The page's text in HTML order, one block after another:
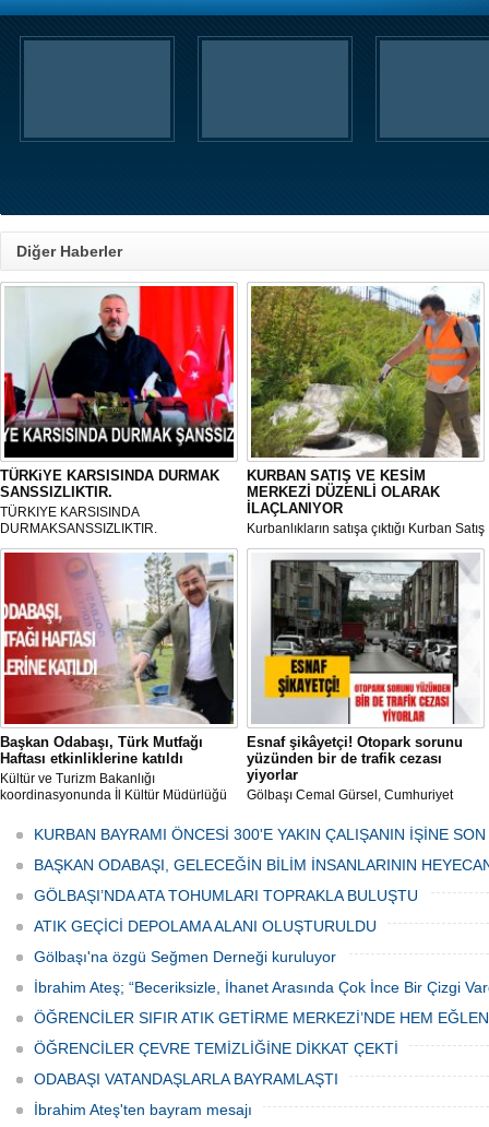
Diğer Haberler
TÜRKiYE KARSISINDA DURMAK
SANSSIZLIKTIR.
TÜRKIYE KARSISINDA
DURMAKSANSSIZLIKTIR.
KURBAN SATIŞ VE KESİM
MERKEZİ DÜZENLİ OLARAK
İLAÇLANIYOR
Kurbanlıkların satışa çıktığı Kurban Satış
ve Kesim Merkezi, haşere ve
mikropların önüne geçilmesi amacıyla
her gün Gölbaşı Belediyesi ekipleri
tarafından düzenli olarak ilaçlanıyor.
Başkan Odabaşı, Türk Mutfağı
Haftası etkinliklerine katıldı
Kültür ve Turizm Bakanlığı
koordinasyonunda İl Kültür Müdürlüğü
Haftası" etkinlikleri Ankara'da devam
ediyor.
Esnaf şikâyetçi! Otopark sorunu
yüzünden bir de trafik cezası
yiyorlar
Gölbaşı Cemal Gürsel, Cumhuriyet
bulunan esnaf ve alışverişe gelen
vatandaşlar park cezaları yüzünden
canından bezdi.
KURBAN BAYRAMI ÖNCESİ 300'E YAKIN ÇALIŞANIN İŞİNE
BAŞKAN ODABAŞI, GELECEĞİN BİLİM İNSANLARININ
GÖLBAŞI’NDA ATA TOHUMLARI TOPRAKLA BULUŞTU
ATIK GEÇİCİ DEPOLAMA ALANI OLUŞTURULDU
Gölbaşı'na özgü Seğmen Derneği kuruluyor
İbrahim Ateş; “Beceriksizle, İhanet Arasında Çok İnce Bir Çizgi
ÖĞRENCİLER SIFIR ATIK GETİRME MERKEZİ’NDE HEM
ÖĞRENCİLER ÇEVRE TEMİZLİĞİNE DİKKAT ÇEKTİ
ODABAŞI VATANDAŞLARLA BAYRAMLAŞTI
İbrahim Ateş'ten bayram mesajı